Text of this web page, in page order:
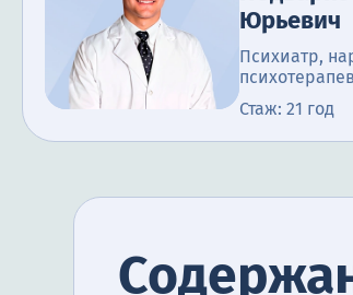
Юрьевич
Психиатр,
Стаж: 21 год